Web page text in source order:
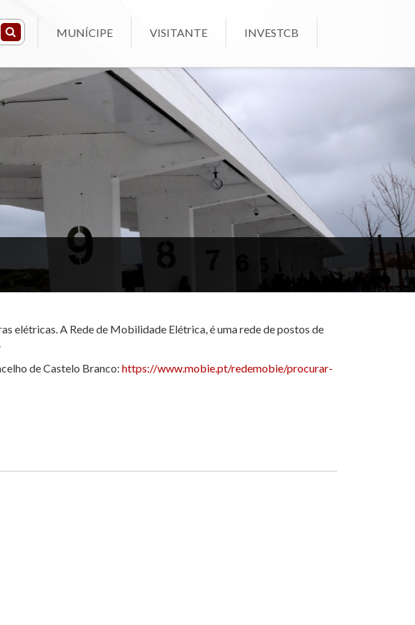
MUNÍCIPE VISITANTE INVESTCB
elétricas. A Rede de Mobilidade Elétrica, é uma rede de postos de
de Castelo Branco: https://www.mobie.pt/redemobie/procurar-